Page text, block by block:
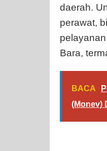
daerah.
perawat,
Bara,
BACA
(Monev)